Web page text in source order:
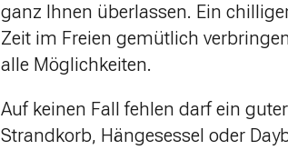
ganz Ihnen überlassen. Ein
Zeit im Freien gemütlich
alle Möglichkeiten.
Auf keinen Fall fehlen darf ein
Strandkorb, Hängesessel oder